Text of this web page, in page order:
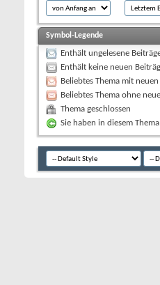
Symbol-Legende
Enthält ungelesene
Enthält keine neuen
Beliebtes Thema mit
Beliebtes Thema ohne
Thema geschlossen
Sie haben in diesem